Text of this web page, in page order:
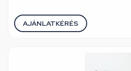
AJÁNLATKÉRÉS